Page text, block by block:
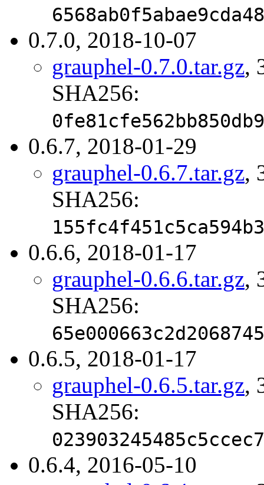
0.7.0, 2018-10-07
grauphel-0.7.0.tar.gz,
SHA256:
0.6.7, 2018-01-29
grauphel-0.6.7.tar.gz,
SHA256:
0.6.6, 2018-01-17
grauphel-0.6.6.tar.gz,
SHA256:
0.6.5, 2018-01-17
grauphel-0.6.5.tar.gz,
SHA256:
0.6.4, 2016-05-10